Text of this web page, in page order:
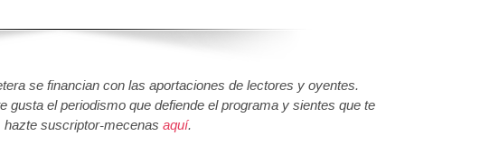
se financian con las aportaciones de lectores y oyentes.
gusta el periodismo que defiende el programa y sientes que te
hazte suscriptor-mecenas aquí.